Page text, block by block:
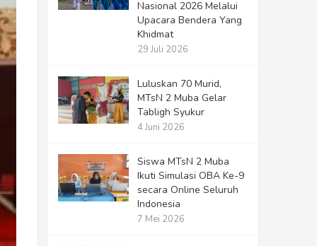
Nasional 2026 Melalui
Upacara Bendera Yang
Khidmat
29 Juli 2026
Luluskan 70 Murid,
MTsN 2 Muba Gelar
Tabligh Syukur
4 Juni 2026
Siswa MTsN 2 Muba
Ikuti Simulasi OBA Ke-9
secara Online Seluruh
Indonesia
7 Mei 2026